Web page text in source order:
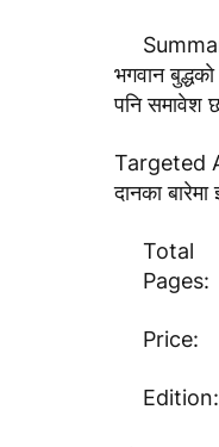
भगवान
पनि समावेश
Targeted
दानका बारेमा
Total
Pages:
Price:
Edition: